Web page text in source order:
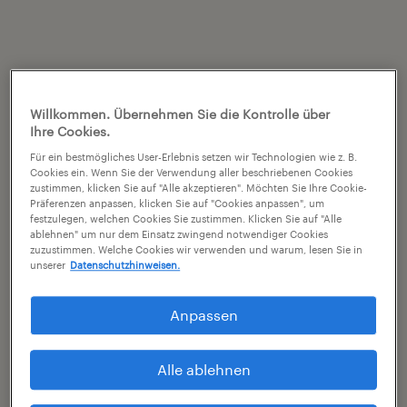
Willkommen. Übernehmen Sie die Kontrolle über
Ihre Cookies.
Für ein bestmögliches User-Erlebnis setzen wir Technologien wie z. B.
Cookies ein. Wenn Sie der Verwendung aller beschriebenen Cookies
zustimmen, klicken Sie auf "Alle akzeptieren". Möchten Sie Ihre Cookie-
Präferenzen anpassen, klicken Sie auf "Cookies anpassen", um
festzulegen, welchen Cookies Sie zustimmen. Klicken Sie auf "Alle
ablehnen" um nur dem Einsatz zwingend notwendiger Cookies
zuzustimmen. Welche Cookies wir verwenden und warum, lesen Sie in
unserer Datenschutzhinweisen.
Anpassen
Alle ablehnen